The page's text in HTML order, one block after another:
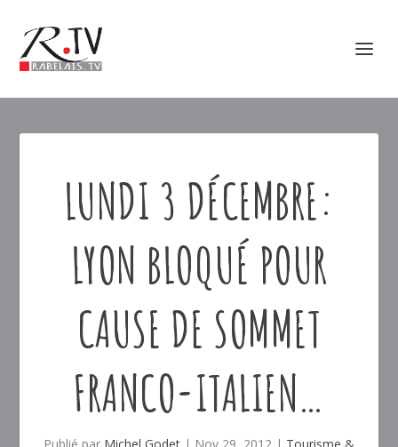
LUNDI 3 DÉCEMBRE:
LYON BLOQUÉ POUR
CAUSE DE SOMMET
FRANCO-ITALIEN…